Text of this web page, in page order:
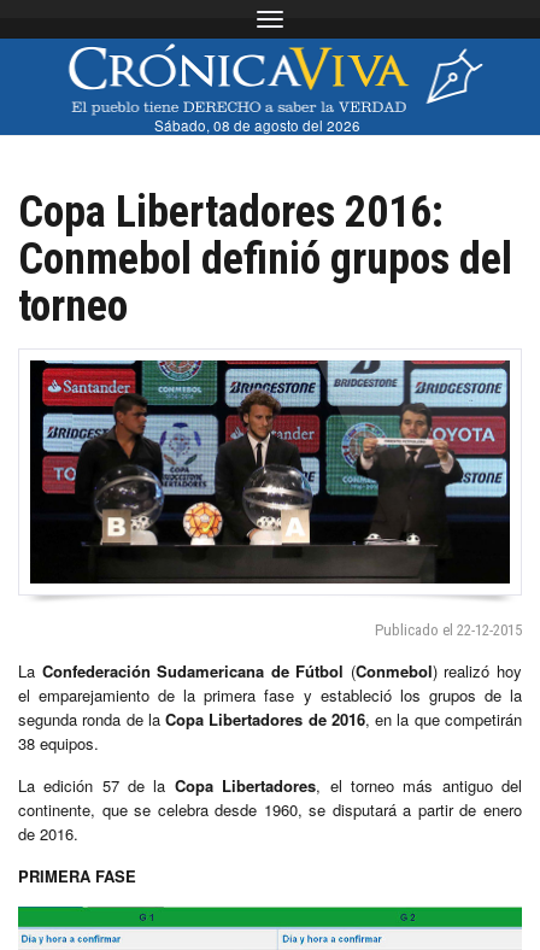
Toggle navigation
Sábado, 08 de agosto del 2026
Copa Libertadores 2016:
Conmebol definió grupos del
torneo
Publicado el 22-12-2015
La Confederación Sudamericana de Fútbol (Conmebol) realizó hoy
el emparejamiento de la primera fase y estableció los grupos de la
segunda ronda de laCopa Libertadores de 2016, en la que competirán
38 equipos.
La edición 57 de la Copa Libertadores, el torneo más antiguo del
continente, que se celebra desde 1960, se disputará a partir de enero
de 2016.
PRIMERA FASE